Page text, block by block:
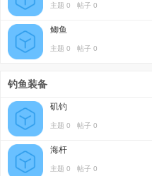
主题 0 帖子 0
鲫鱼
主题 0 帖子 0
钓鱼装备
矶钓
主题 0 帖子 0
海杆
主题 0 帖子 0